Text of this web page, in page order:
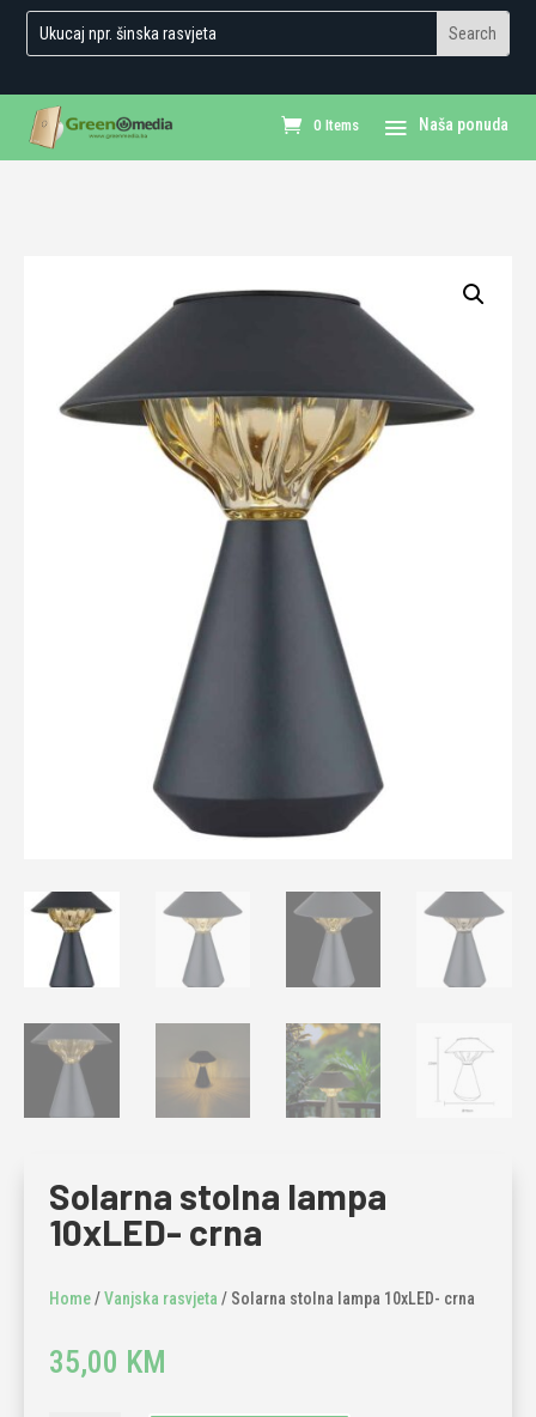
0 Items
Solarna stolna lampa
10xLED- crna
Home/Vanjska rasvjeta / Solarna stolna lampa 10xLED- crna
35,00 KM